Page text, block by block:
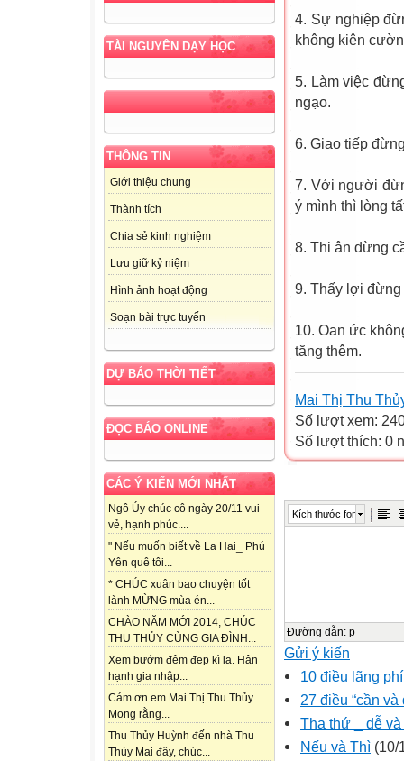
TÀI NGUYÊN DẠY HỌC
THÔNG TIN
Giới thiệu chung
Thành tích
Chia sẻ kinh nghiệm
Lưu giữ kỷ niệm
Hình ảnh hoạt động
Soạn bài trực tuyến
DỰ BÁO THỜI TIẾT
ĐỌC BÁO ONLINE
CÁC Ý KIẾN MỚI NHẤT
Ngô Úy chúc cô ngày 20/11 vui
vẻ, hạnh phúc....
" Nếu muốn biết về La Hai_ Phú
Yên quê tôi...
* CHÚC xuân bao chuyện tốt
lành MỪNG mùa én...
CHÀO NĂM MỚI 2014, CHÚC
THU THỦY CÙNG GIA ĐÌNH...
Xem bướm đêm đẹp kì lạ. Hân
hạnh gia nhập...
Cám ơn em Mai Thị Thu Thủy .
Mong rằng...
Thu Thủy Huỳnh đến nhà Thu
Thủy Mai đây, chúc...
4. Sự nghiệp
không kiên
5. Làm việc
ngạo.
6. Giao tiếp
7. Với người
ý mình thì lòng
8. Thi ân đừng
9. Thấy lợi đừng
10. Oan ức
tăng thêm.
Mai Thị Thu
Số lượt xem:
Số lượt thích: 0
Kích thước font
Đường dẫn: p
Gửi ý kiến
10 điều lãng
27 điều “cần
Tha thứ _ dễ và
Nếu và Thì (10/